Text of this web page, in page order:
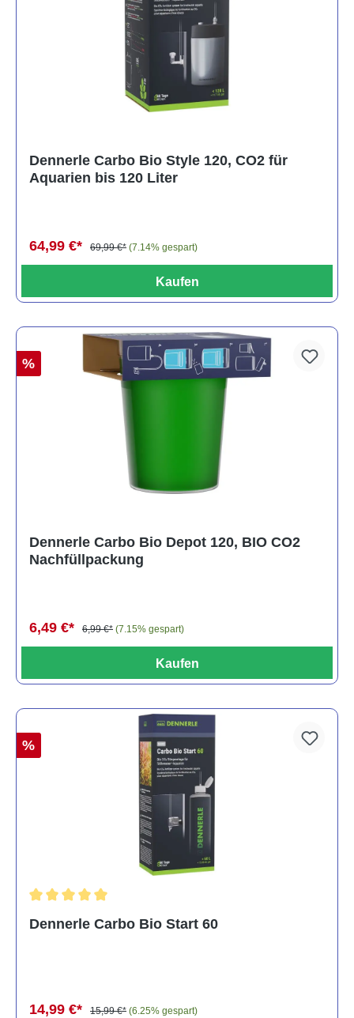
Dennerle Carbo Bio Style 120, CO2 für
Aquarien bis 120 Liter
64,99 €* 69,99 €* (7.14% gespart)
Kaufen
%
Dennerle Carbo Bio Depot 120, BIO CO2
Nachfüllpackung
6,49 €* 6,99 €* (7.15% gespart)
Kaufen
%
Dennerle Carbo Bio Start 60
14,99 €* 15,99 €* (6.25% gespart)